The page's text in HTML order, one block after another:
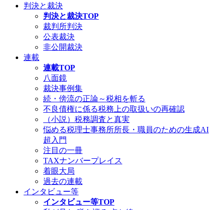
判決と裁決
判決と裁決TOP
裁判所判決
公表裁決
非公開裁決
連載
連載TOP
八面鏡
裁決事例集
続・傍流の正論～税相を斬る
不良債権に係る税務上の取扱いの再確認
（小説）税務調査と真実
悩める税理士事務所所長・職員のための生成AI
超入門
注目の一冊
TAXナンバープレイス
着眼大局
過去の連載
インタビュー等
インタビュー等TOP